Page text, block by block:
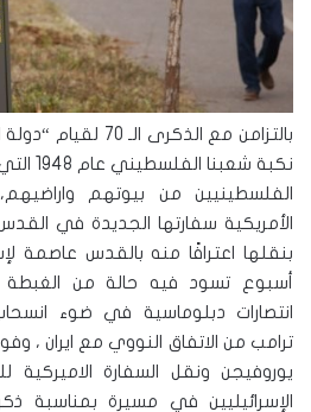
بالتزامن مع الذكرى
نكبة
الفلسطينيين من بيوتهم
الأمريكية سفارتها الجديدة في
بنقلها اعترافًا منه بالقدس عاصمة
أسبوع تسود فيه حالة من
انتصارات دبلوماسية في ضوء
ترامب من الاتفاق النووي مع ايران ،
يوروفيجن ونقل السفارة
الإسرائيليين في مسيرة بمناسبة